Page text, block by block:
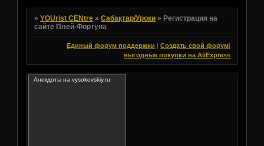
» YOUrist CENtre » Сабақтар/Уроки » Регистрация на
сайте Плей-Фортуна
Единый форум поддержки |Создать свой форум|
выгодные покупки на AliExpress